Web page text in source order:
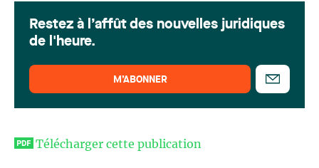
Télécharger cette publication
Restez à l’affût des nouvelles juridiques
de l'heure.
M’ABONNER